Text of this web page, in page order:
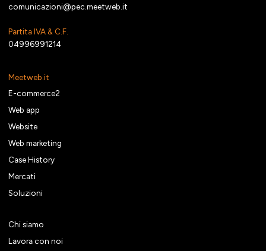
comunicazioni@pec.meetweb.it
Partita IVA & C.F.
04996991214
Meetweb.it
E-commerce2
Web app
Website
Web marketing
Case History
Mercati
Soluzioni
Chi siamo
Lavora con noi